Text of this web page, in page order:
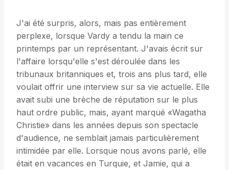
J'ai été surpris, alors, mais pas entièrement
perplexe, lorsque Vardy a tendu la main ce
printemps par un représentant. J'avais écrit sur
l'affaire lorsqu'elle s'est déroulée dans les
tribunaux britanniques et, trois ans plus tard, elle
voulait offrir une interview sur sa vie actuelle. Elle
avait subi une brèche de réputation sur le plus
haut ordre public, mais, ayant marqué «Wagatha
Christie» dans les années depuis son spectacle
d'audience, ne semblait jamais particulièrement
intimidée par elle. Lorsque nous avons parlé, elle
était en vacances en Turquie, et Jamie, qui a